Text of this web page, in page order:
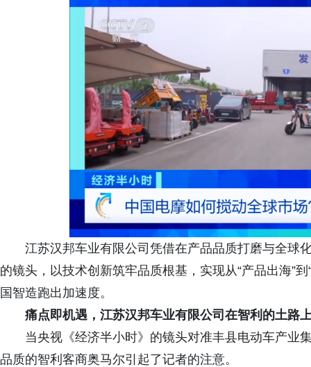
江苏汉邦车业有限公司凭借在产品品质打磨与全球
的镜头，以技术创新筑牢品质根基，实现从“产品出海”
国智造跑出加速度。
痛点即机遇， 江苏汉邦车业有限公司 在智利的土路
当央视《经济半小时》的镜头对准丰县电动车产业
品质的智利客商奥马尔引起了记者的注意。